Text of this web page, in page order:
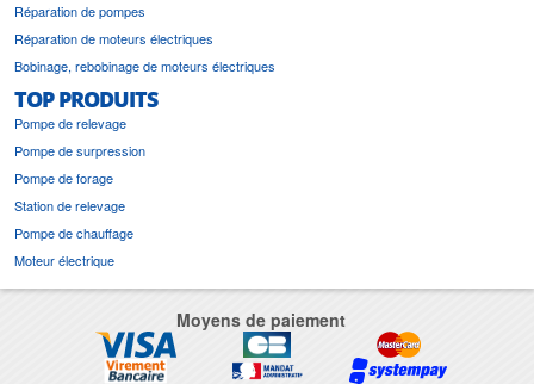
Réparation de pompes
Réparation de moteurs électriques
Bobinage, rebobinage de moteurs électriques
TOP PRODUITS
Pompe de relevage
Pompe de surpression
Pompe de forage
Station de relevage
Pompe de chauffage
Moteur électrique
Moyens de paiement